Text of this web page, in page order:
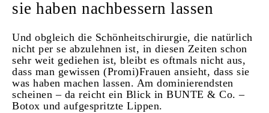
sie haben nachbessern lassen
Und obgleich die Schönheitschirurgie, die natürlich
nicht per se abzulehnen ist, in diesen Zeiten schon
sehr weit gediehen ist, bleibt es oftmals nicht aus,
dass man gewissen (Promi)Frauen ansieht, dass sie
was haben machen lassen. Am dominierendsten
scheinen – da reicht ein Blick in BUNTE & Co. –
Botox und aufgespritzte Lippen.